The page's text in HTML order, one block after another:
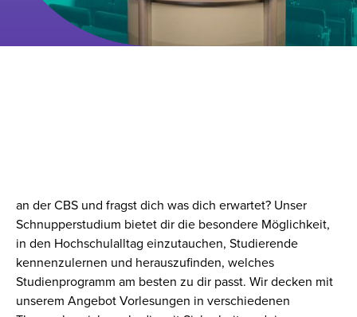
an der CBS und fragst dich was dich erwartet? Unser
Schnupperstudium bietet dir die besondere Möglichkeit,
in den Hochschulalltag einzutauchen, Studierende
kennenzulernen und herauszufinden, welches
Studienprogramm am besten zu dir passt. Wir decken mit
unserem Angebot Vorlesungen in verschiedenen